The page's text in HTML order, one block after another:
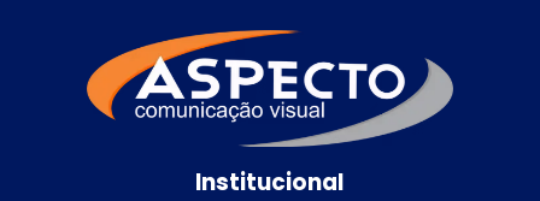
Institucional